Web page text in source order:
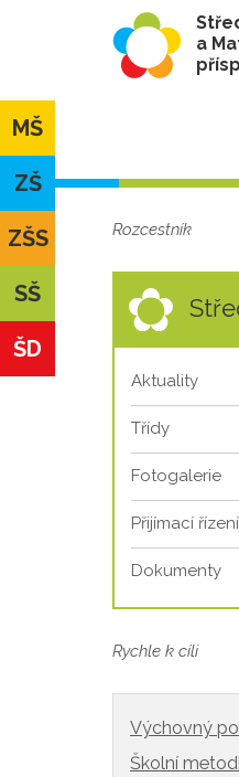
a
MŠ
ZŠ
ZŠS
SŠ
ŠD
Rozcestník
Aktuality
Třídy
Fotogalerie
Přijímací řízení
Dokumenty
Rychle k cíli
Výchovný
Školní